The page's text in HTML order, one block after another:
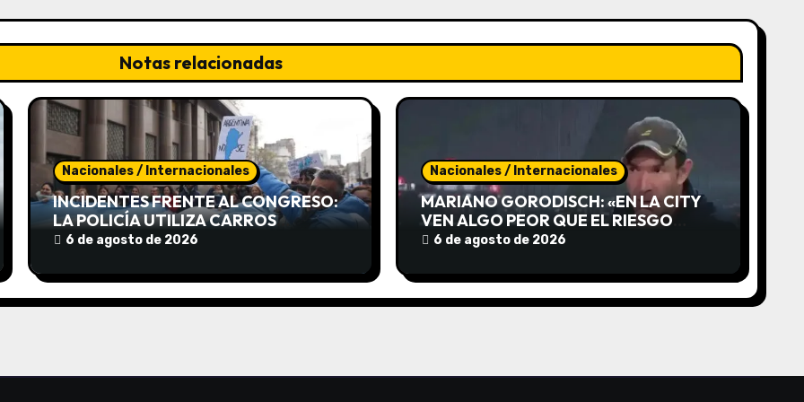
Notas relacionadas
Nacionales / Internacionales
INCIDENTES FRENTE AL CONGRESO:
LA POLICÍA UTILIZA CARROS
HIDRANTES PARA DISPERSAR LA
6 de agosto de 2026
Nacionales / Internacionales
MARIANO GORODISCH: «EN LA CITY
VEN ALGO PEOR QUE EL RIESGO
KUKA, EL RIESGO MIRIAM BREGMAN»
6 de agosto de 2026